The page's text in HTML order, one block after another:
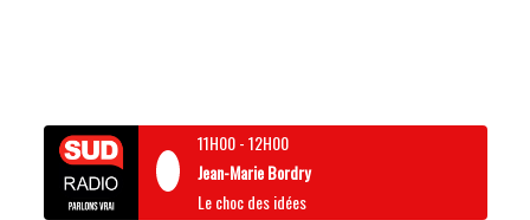
11H00-12H00
Jean-Marie Bordry
Le choc des idées